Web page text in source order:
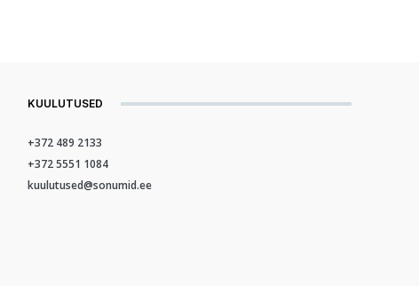
KUULUTUSED
+372 489 2133
+372 5551 1084
kuulutused@sonumid.ee